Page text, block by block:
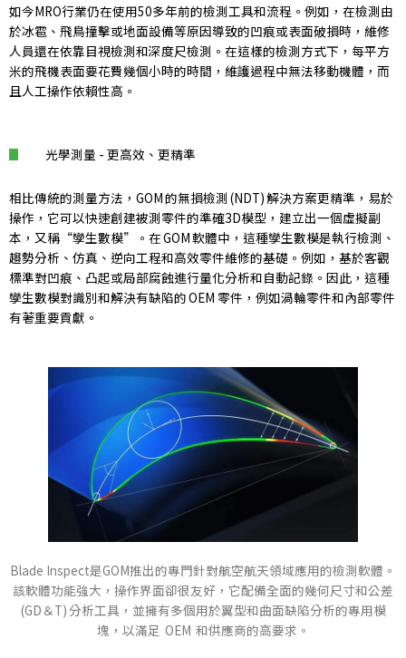
如今MRO行業仍在使用50多年前的檢測工具和流程。例如，在檢測由
於冰雹、飛鳥撞擊或地面設備等原因導致的凹痕或表面破損時，維修
人員還在依靠目視檢測和深度尺檢測。在這樣的檢測方式下，每平方
米的飛機表面要花費幾個小時的時間，維護過程中無法移動機體，而
且人工操作依賴性高。
光學測量 - 更高效、更精準
相比傳統的測量方法，GOM 的無損檢測 (NDT) 解決方案更精準，易於
操作，它可以快速創建被測零件的準確3D模型，建立出一個虛擬副
本，又稱“孿生數模”。在 GOM 軟體中，這種孿生數模是執行檢測、
趨勢分析、仿真、逆向工程和高效零件維修的基礎。例如，基於客觀
標準對凹痕、凸起或局部腐蝕進行量化分析和自動記錄。因此，這種
孿生數模對識別和解決有缺陷的 OEM 零件，例如渦輪零件和內部零件
有著重要貢獻。
Blade Inspect是GOM推出的專門針對航空航天領域應用的檢測軟體。
該軟體功能強大，操作界面卻很友好，它配備全面的幾何尺寸和公差
(GD＆T) 分析工具，並擁有多個用於翼型和曲面缺陷分析的專用模
塊，以滿足 OEM 和供應商的高要求。